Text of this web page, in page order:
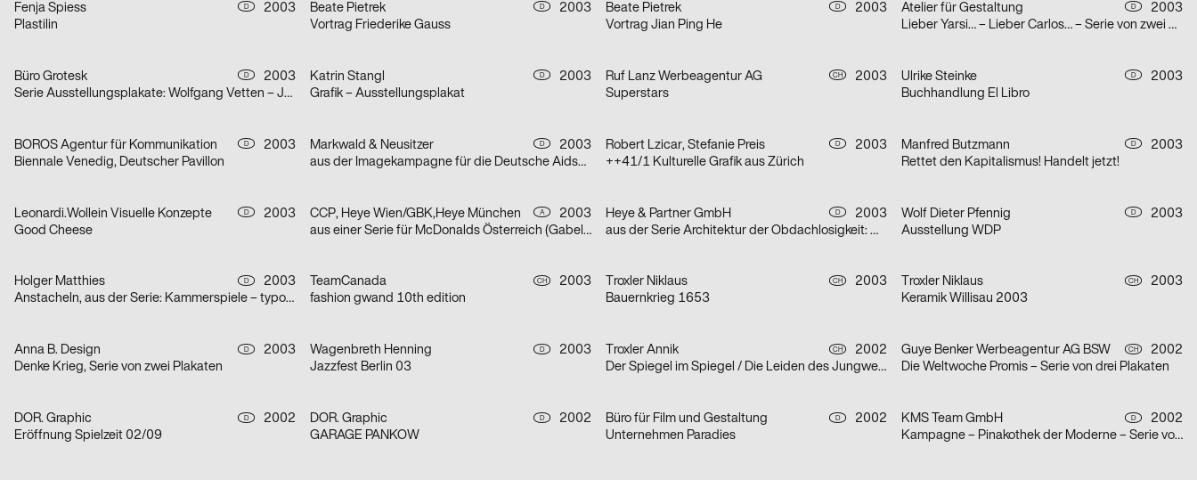
Fenja Spiess D
2003
Plastilin
Beate Pietrek D
2003
Vortrag Friederike Gauss
Beate Pietrek D
2003
Vortrag Jian Ping He
Atelier für Gestaltung D
2003
Lieber Yarsi… – Lieber Carlos… – Serie von zwei Plakaten
Büro Grotesk D
2003
Serie Ausstellungsplakate: Wolfgang Vetten – Jürgen Paas – Kunstauktion
Katrin Stangl D
2003
Grafik – Ausstellungsplakat
Ruf Lanz Werbeagentur AG CH
2003
Superstars
Ulrike Steinke D
2003
Buchhandlung El Libro
BOROS Agentur für Kommunikation D
2003
Biennale Venedig, Deutscher Pavillon
Markwald & Neusitzer D
2003
aus der Imagekampagne für die Deutsche Aidshilfe e.V.
Robert Lzicar, Stefanie Preis D
2003
++41/1 Kulturelle Grafik aus Zürich
Manfred Butzmann D
2003
Rettet den Kapitalismus! Handelt jetzt!
Leonardi.Wollein Visuelle Konzepte D
2003
Good Cheese
CCP, Heye Wien/GBK,Heye München A
2003
aus einer Serie für McDonalds Österreich (Gabeln)
Heye & Partner GmbH D
2003
aus der Serie Architektur der Obdachlosigkeit: Motiv Citylight/Motiv Litfaßsäule
Wolf Dieter Pfennig D
2003
Ausstellung WDP
Holger Matthies D
2003
Anstacheln, aus der Serie: Kammerspiele – typografische Themenplakate
TeamCanada CH
2003
fashion gwand 10th edition
Troxler Niklaus CH
2003
Bauernkrieg 1653
Troxler Niklaus CH
2003
Keramik Willisau 2003
Anna B. Design D
2003
Denke Krieg, Serie von zwei Plakaten
Wagenbreth Henning D
2003
Jazzfest Berlin 03
Troxler Annik CH
2002
Der Spiegel im Spiegel / Die Leiden des Jungwerdens / Die Muse mit der scharfen Zunge – Serie von dr
Guye Benker Werbeagentur AG BSW CH
2002
Die Weltwoche Promis – Serie von drei Plakaten
DOR. Graphic D
2002
Eröffnung Spielzeit 02/09
DOR. Graphic D
2002
GARAGE PANKOW
Büro für Film und Gestaltung D
2002
Unternehmen Paradies
KMS Team GmbH D
2002
Kampagne – Pinakothek der Moderne – Serie von zwei Plakaten